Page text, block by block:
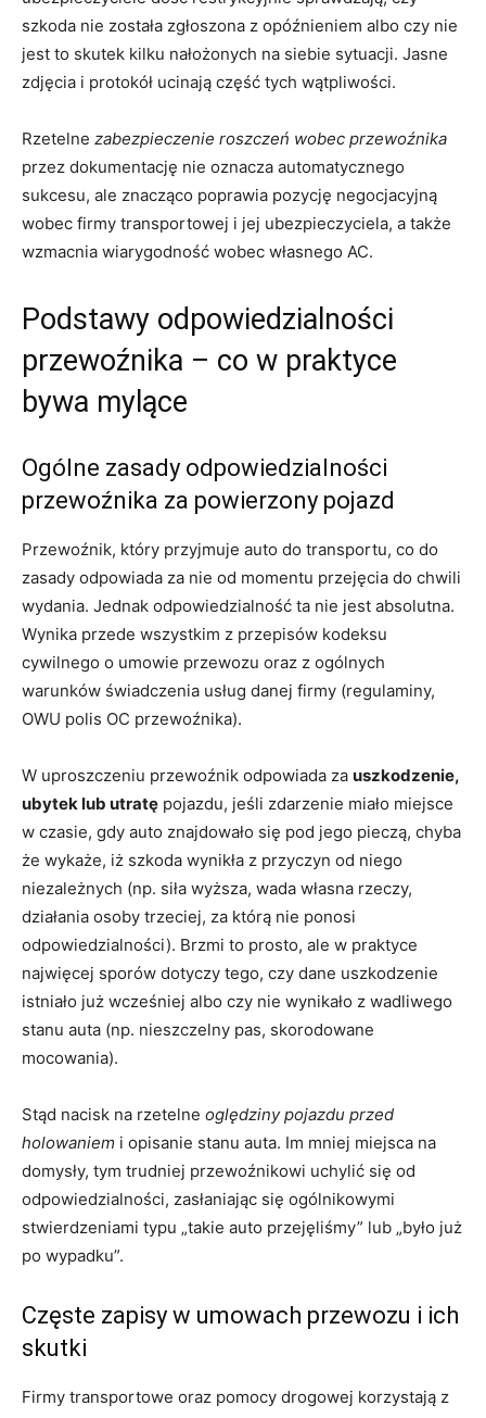
szkoda nie została zgłoszona z opóźnieniem albo czy nie
jest to skutek kilku nałożonych na siebie sytuacji. Jasne
zdjęcia i protokół ucinają część tych wątpliwości.
Rzetelne zabezpieczenie roszczeń wobec przewoźnika
przez dokumentację nie oznacza automatycznego
sukcesu, ale znacząco poprawia pozycję negocjacyjną
wobec firmy transportowej i jej ubezpieczyciela, a także
wzmacnia wiarygodność wobec własnego AC.
Podstawy odpowiedzialności
przewoźnika – co w praktyce
bywa mylące
Ogólne zasady odpowiedzialności
przewoźnika za powierzony pojazd
Przewoźnik, który przyjmuje auto do transportu, co do
zasady odpowiada za nie od momentu przejęcia do chwili
wydania. Jednak odpowiedzialność ta nie jest absolutna.
Wynika przede wszystkim z przepisów kodeksu
cywilnego o umowie przewozu oraz z ogólnych
warunków świadczenia usług danej firmy (regulaminy,
OWU polis OC przewoźnika).
W uproszczeniu przewoźnik odpowiada za uszkodzenie,
ubytek lub utratę pojazdu, jeśli zdarzenie miało miejsce
w czasie, gdy auto znajdowało się pod jego pieczą, chyba
że wykaże, iż szkoda wynikła z przyczyn od niego
niezależnych (np. siła wyższa, wada własna rzeczy,
działania osoby trzeciej, za którą nie ponosi
odpowiedzialności). Brzmi to prosto, ale w praktyce
najwięcej sporów dotyczy tego, czy dane uszkodzenie
istniało już wcześniej albo czy nie wynikało z wadliwego
stanu auta (np. nieszczelny pas, skorodowane
mocowania).
Stąd nacisk na rzetelne oględziny pojazdu przed
holowaniem i opisanie stanu auta. Im mniej miejsca na
domysły, tym trudniej przewoźnikowi uchylić się od
odpowiedzialności, zasłaniając się ogólnikowymi
stwierdzeniami typu „takie auto przejęliśmy” lub „było już
po wypadku”.
Częste zapisy w umowach przewozu i ich
skutki
Firmy transportowe oraz pomocy drogowej korzystają z